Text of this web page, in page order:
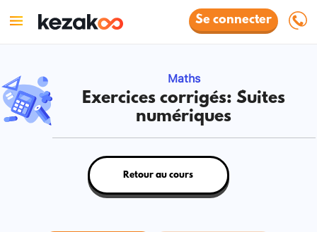
Se connecter
Maths
Exercices corrigés: Suites
numériques
Retour au cours